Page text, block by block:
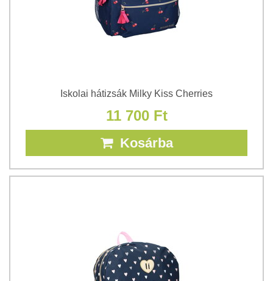
Iskolai hátizsák Milky Kiss Cherries
11 700 Ft
Kosárba